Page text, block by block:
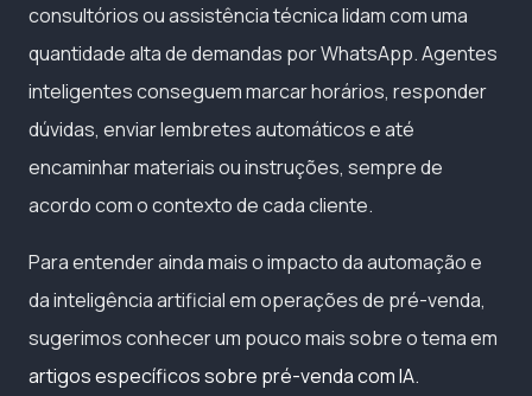
consultórios ou assistência técnica lidam com uma
quantidade alta de demandas por WhatsApp. Agentes
inteligentes conseguem marcar horários, responder
dúvidas, enviar lembretes automáticos e até
encaminhar materiais ou instruções, sempre de
acordo com o contexto de cada cliente.
Para entender ainda mais o impacto da automação e
da inteligência artificial em operações de pré-venda,
sugerimos conhecer um pouco mais sobre o tema em
artigos específicos sobre pré-venda com IA.